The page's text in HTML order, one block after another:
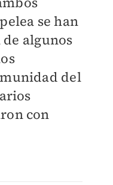
se han
algunos
del
con